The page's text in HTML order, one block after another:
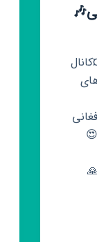
https://yek.link/music_video_balochi 🙏